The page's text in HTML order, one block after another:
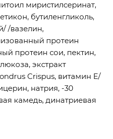
миристилсеринат,
бутиленгликоль,
/вазелин,
протеин
протеин сои, пектин,
экстракт
Crispus, витамин Е/
натрия, -30
камедь, динатриевая